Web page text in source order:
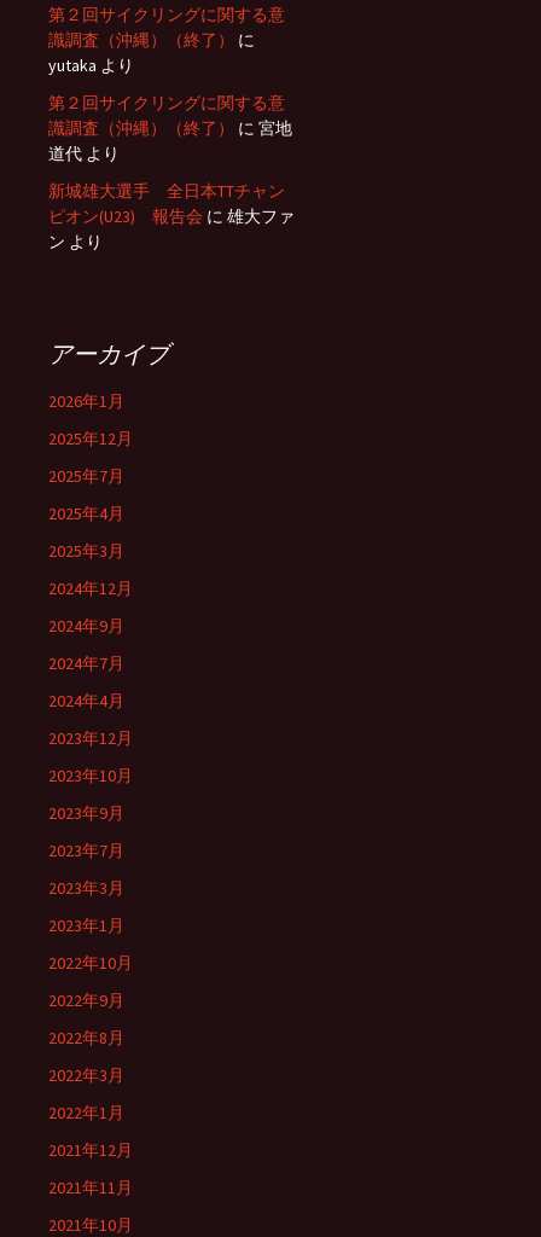
第２回サイクリングに関する意
識調査（沖縄）（終了）
に
yutaka より
第２回サイクリングに関する意
識調査（沖縄）（終了）
に 宮地
道代 より
新城雄大選手 全日本TTチャン
ピオン(U23) 報告会 に 雄大ファ
ン より
アーカイブ
2026年1月
2025年12月
2025年7月
2025年4月
2025年3月
2024年12月
2024年9月
2024年7月
2024年4月
2023年12月
2023年10月
2023年9月
2023年7月
2023年3月
2023年1月
2022年10月
2022年9月
2022年8月
2022年3月
2022年1月
2021年12月
2021年11月
2021年10月